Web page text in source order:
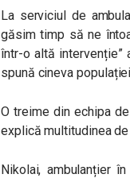
La serviciul de
găsim timp să ne
într-o altă intervenție”
spună cineva
O treime din echipa
explică multitudinea
Nikolai, ambulanțier